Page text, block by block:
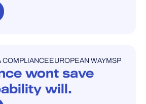
COMPLIANCEEUROPEAN WAYMSP
wont save
will.